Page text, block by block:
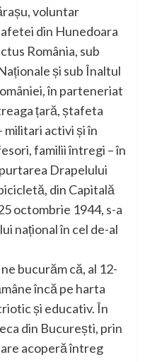
voluntar
din Hunedoara
România, sub
și sub Înaltul
în parteneriat
țară, ștafeta
activi și în
familii întregi – în
Drapelului
din Capitală
octombrie 1944, s-a
național în cel de-al
bucurăm că, al 12-
încă pe harta
și educativ. În
din București, prin
acoperă întreg